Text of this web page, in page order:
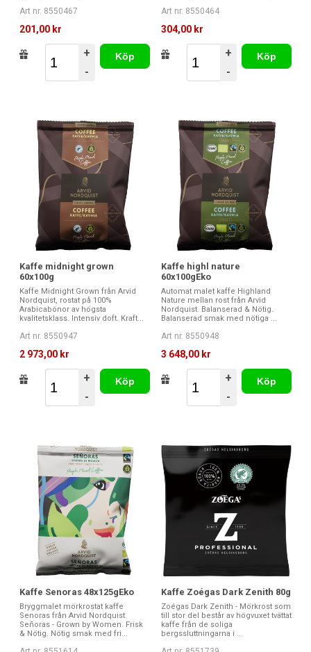
Art nr. 8550467
201,00 kr
+
-
Köp
Art nr. 8550464
304,00 kr
+
-
Köp
Kaffe midnight grown
60x100g
Kaffe Midnight Grown från Arvid
Nordquist, rostat på 100%
Arabicabönor av högsta
kvalitetsklass. Intensiv doft. Kraft...
Art nr. 8550947
2 973,00 kr
+
-
Köp
Kaffe highl nature
60x100gEko
Automat malet kaffe Highland
Nature mellan rost från Arvid
Nordquist. Balanserad & Nötig.
Balanserad smak med nötiga ...
Art nr. 8550948
3 648,00 kr
+
-
Köp
Kaffe Senoras 48x125gEko
Bryggmalet mörkrostat kaffe
Senoras från Arvid Nordquist.
Señoras - Grown by Women. Frisk
& Nötig. Nötig smak med fri...
Kaffe Zoégas Dark Zenith 80g
Zoégas Dark Zenith - Mörkrost som
till stor del består av högvuxet tvättat
kaffe från de soliga
bergssluttningarna i ...